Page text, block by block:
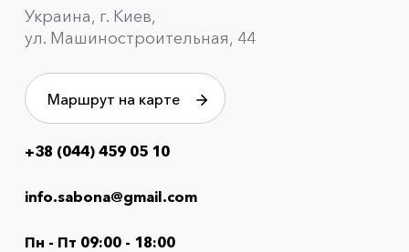
Украина, г. Киев,
ул. Машиностроительная, 44
Маршрут на карте
+38 (044) 459 05 10
info.sabona@gmail.com
Пн - Пт 09:00 - 18:00
menu